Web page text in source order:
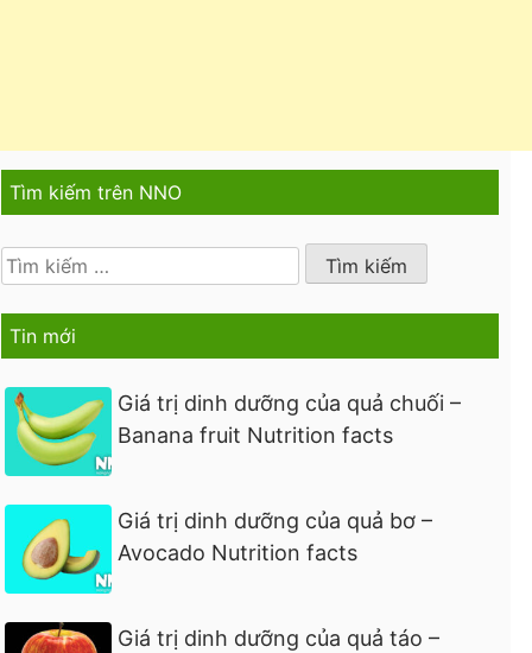
Tìm kiếm trên NNO
Tìm
kiếm
cho:
Tin mới
Giá trị dinh dưỡng của quả chuối –
Banana fruit Nutrition facts
Giá trị dinh dưỡng của quả bơ –
Avocado Nutrition facts
Giá trị dinh dưỡng của quả táo –